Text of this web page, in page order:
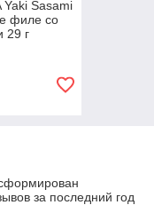
Yaki Sasami
филе со
29 г
за последний год